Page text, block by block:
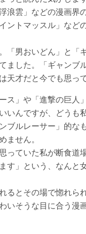
浪雲」などの漫画界
ントマッスル」など
「男おいどん」と「
ました。「ギャンブ
天才だと今でも思って
ス」や「進撃の巨人
いんですが、どうも
ブルレーサー」的な
ません。
っていた私が断食道
す」という、なんと
るとその場で惚れら
いそうな目に合う漫